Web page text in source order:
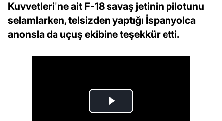
Kuvvetleri'ne ait F-18 savaş jetinin pilotunu
selamlarken, telsizden yaptığı İspanyolca
anonsla da uçuş ekibine teşekkür etti.